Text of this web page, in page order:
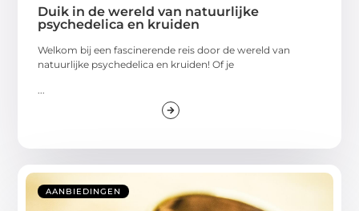
Duik in de wereld van natuurlijke
psychedelica en kruiden
Welkom bij een fascinerende reis door de wereld van
natuurlijke psychedelica en kruiden! Of je
...
AANBIEDINGEN